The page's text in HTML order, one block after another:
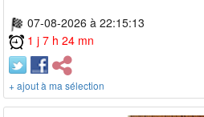
07-08-2026 à 22:15:13
1 j 7 h 24 mn
+ ajout à ma sélection